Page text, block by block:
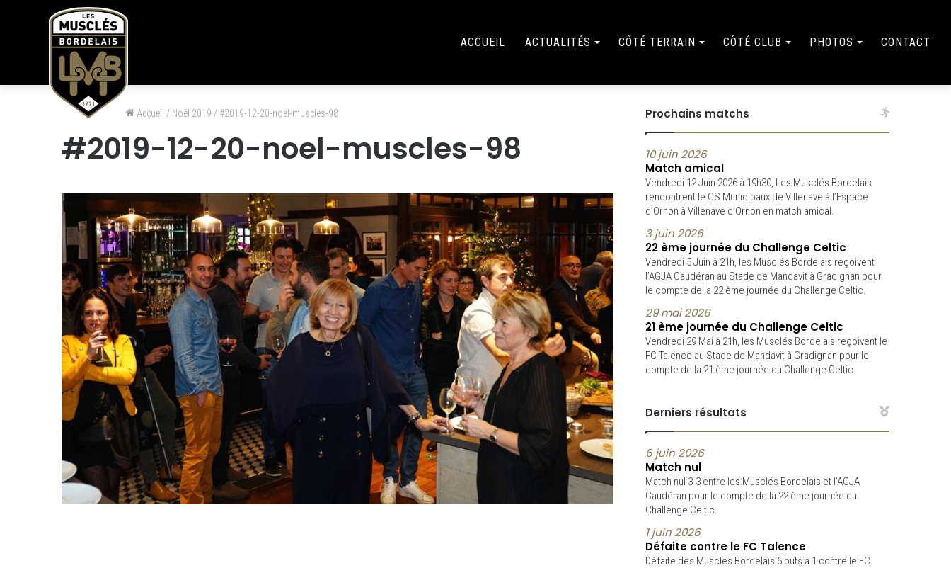
ACCUEIL ACTUALITÉS CÔTÉ TERRAIN CÔTÉ CLUB PHOTOS CONTACT
Accueil / Noël 2019 /#2019-12-20-noel-muscles-98
#2019-12-20-noel-muscles-98
Prochains matchs
10 juin 2026
Match amical
Vendredi 12 Juin 2026 à 19h30, Les Musclés Bordelais
rencontrent le CS Municipaux de Villenave à l’Espace
d’Ornon à Villenave d’Ornon en match amical.
3 juin 2026
22 ème journée du Challenge Celtic
Vendredi 5 Juin à 21h, les Musclés Bordelais reçoivent
l’AGJA Caudéran au Stade de Mandavit à Gradignan pour
le compte de la 22 ème journée du Challenge Celtic.
29 mai 2026
21 ème journée du Challenge Celtic
Vendredi 29 Mai à 21h, les Musclés Bordelais reçoivent le
FC Talence au Stade de Mandavit à Gradignan pour le
compte de la 21 ème journée du Challenge Celtic.
Derniers résultats
6 juin 2026
Match nul
Match nul 3-3 entre les Musclés Bordelais et l’AGJA
Caudéran pour le compte de la 22 ème journée du
Challenge Celtic.
1 juin 2026
Défaite contre le FC Talence
Défaite des Musclés Bordelais 6 buts à 1 contre le FC